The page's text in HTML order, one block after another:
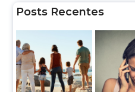
Posts Recentes